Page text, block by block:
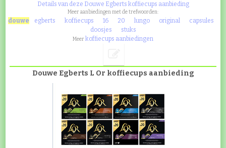
Details van deze Douwe Egberts koffiecups aanbieding
Meer aanbiedingen met de trefwoorden:
douwe egberts koffiecups 16 20 lungo original
capsules
doosjes
stuks
Meer koffiecups aanbiedingen
Douwe Egberts L Or koffiecups aanbieding